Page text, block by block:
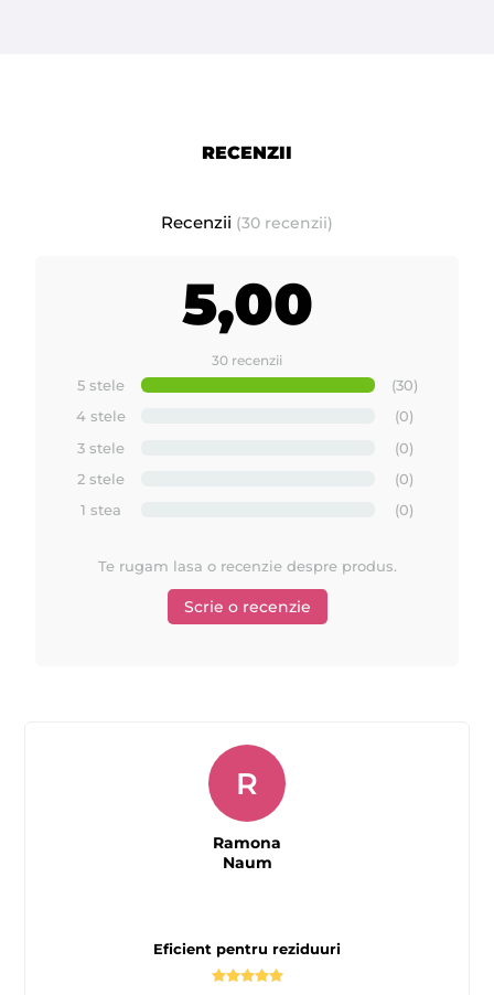
RECENZII
Recenzii (30 recenzii)
5,00
30 recenzii
5 stele
(30)
4 stele
(0)
3 stele
(0)
2 stele
(0)
1 stea
(0)
Te rugam lasa o recenzie despre produs.
Scrie o recenzie
Eficient pentru reziduuri
R
Ramona
Naum